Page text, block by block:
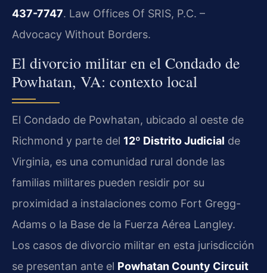
437-7747. Law Offices Of SRIS, P.C. –
Advocacy Without Borders.
El divorcio militar en el Condado de
Powhatan, VA: contexto local
El Condado de Powhatan, ubicado al oeste de
Richmond y parte del 12º Distrito Judicial de
Virginia, es una comunidad rural donde las
familias militares pueden residir por su
proximidad a instalaciones como Fort Gregg-
Adams o la Base de la Fuerza Aérea Langley.
Los casos de divorcio militar en esta jurisdicción
se presentan ante el Powhatan County Circuit